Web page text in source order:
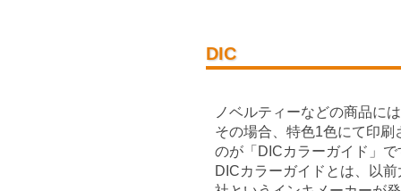
DIC
ノベルティーなどの商品に
その場合、特色1色にて印
のが「DICカラーガイド」
DICカラーガイドとは、以